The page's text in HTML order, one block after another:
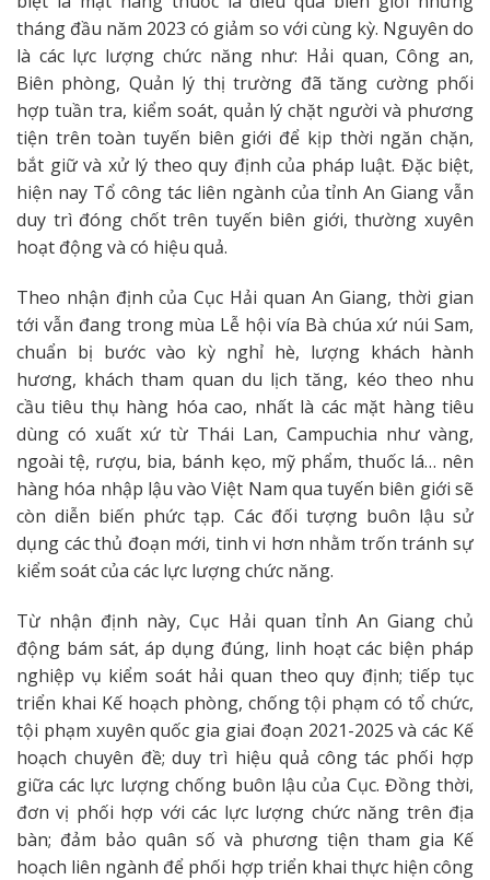
tháng đầu năm 2023 có giảm so với cùng kỳ. Nguyên do
là các lực lượng chức năng như: Hải quan, Công an,
Biên phòng, Quản lý thị trường đã tăng cường phối
hợp tuần tra, kiểm soát, quản lý chặt người và phương
tiện trên toàn tuyến biên giới để kịp thời ngăn chặn,
bắt giữ và xử lý theo quy định của pháp luật. Đặc biệt,
hiện nay Tổ công tác liên ngành của tỉnh An Giang vẫn
duy trì đóng chốt trên tuyến biên giới, thường xuyên
hoạt động và có hiệu quả.
Theo nhận định của Cục Hải quan An Giang, thời gian
tới vẫn đang trong mùa Lễ hội vía Bà chúa xứ núi Sam,
chuẩn bị bước vào kỳ nghỉ hè, lượng khách hành
hương, khách tham quan du lịch tăng, kéo theo nhu
cầu tiêu thụ hàng hóa cao, nhất là các mặt hàng tiêu
dùng có xuất xứ từ Thái Lan, Campuchia như vàng,
ngoài tệ, rượu, bia, bánh kẹo, mỹ phẩm, thuốc lá… nên
hàng hóa nhập lậu vào Việt Nam qua tuyến biên giới sẽ
còn diễn biến phức tạp. Các đối tượng buôn lậu sử
dụng các thủ đoạn mới, tinh vi hơn nhằm trốn tránh sự
kiểm soát của các lực lượng chức năng.
Từ nhận định này, Cục Hải quan tỉnh An Giang chủ
động bám sát, áp dụng đúng, linh hoạt các biện pháp
nghiệp vụ kiểm soát hải quan theo quy định; tiếp tục
triển khai Kế hoạch phòng, chống tội phạm có tổ chức,
tội phạm xuyên quốc gia giai đoạn 2021-2025 và các Kế
hoạch chuyên đề; duy trì hiệu quả công tác phối hợp
giữa các lực lượng chống buôn lậu của Cục. Đồng thời,
đơn vị phối hợp với các lực lượng chức năng trên địa
bàn; đảm bảo quân số và phương tiện tham gia Kế
hoạch liên ngành để phối hợp triển khai thực hiện công